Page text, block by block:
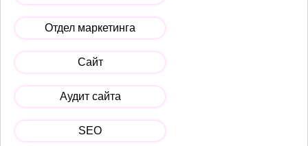
Отдел маркетинга
Сайт
Аудит сайта
SEO